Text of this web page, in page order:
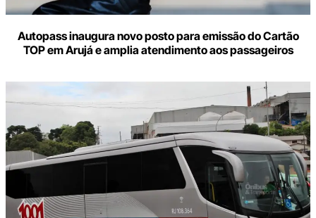
Autopass inaugura novo posto para emissão do Cartão
TOP em Arujá e amplia atendimento aos passageiros